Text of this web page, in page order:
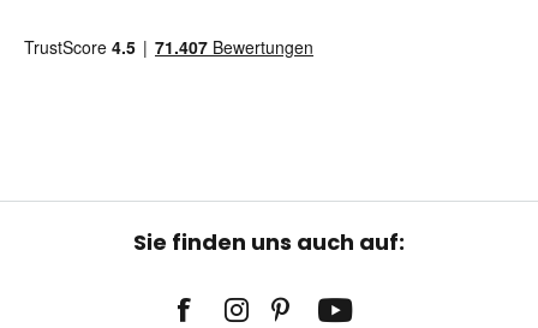
Sie finden uns auch auf: